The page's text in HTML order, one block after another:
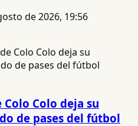
de 2026, 19:56
Colo deja su
de pases del fútbol